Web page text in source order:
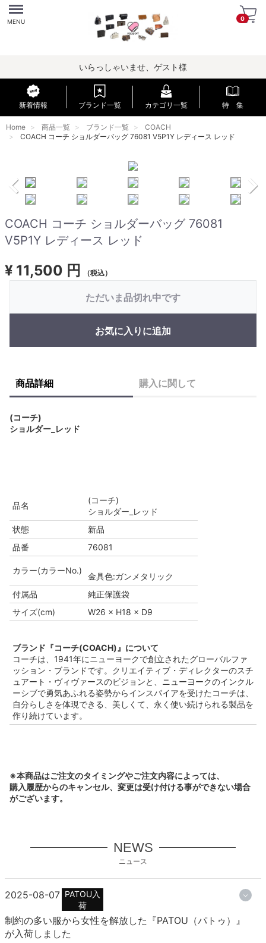
Menu
MENU 0
いらっしゃいませ、ゲスト様
新着情報 ブランド一覧 カテゴリ一覧 特 集
Home 商品一覧 ブランド一覧
COACH
COACH コーチ ショルダーバッグ 76081 V5P1Y レディース レッド
COACH コーチ ショルダーバッグ 76081
V5P1Y レディース レッド
¥ 11,500 円 （税込）
ただいま品切れ中です
お気に入りに追加
商品詳細 購入に関して
(コーチ)
ショルダー_レッド
品名
(コーチ)
ショルダー_レッド
状態
新品
品番
76081
カラー(カラーNo.)
金具色:ガンメタリック
付属品
純正保護袋
サイズ(cm)
W26 × H18 × D9
ブランド『コーチ(COACH)』について
コーチは、1941年にニューヨークで創立されたグローバルファ
ッション・ブランドです。クリエイティブ・ディレクターのスチ
ュアート・ヴィヴァースのビジョンと、ニューヨークのインクル
ーシブで勇気あふれる姿勢からインスパイアを受けたコーチは、
自分らしさを体現できる、美しくて、永く使い続けられる製品を
作り続けています。
※本商品はご注文のタイミングやご注文内容によっては、
購入履歴からのキャンセル、変更は受け付ける事ができない場合
がございます。
NEWS
ニュース
2025-08-07 PATOU入
荷
制約の多い服から女性を解放した『PATOU（パトゥ）』
が入荷しました